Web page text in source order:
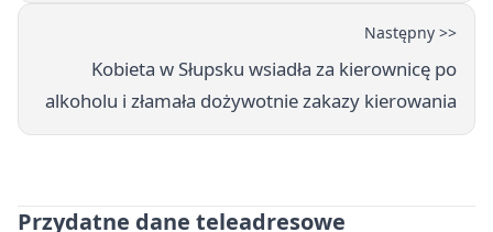
Następny >>
Kobieta w Słupsku wsiadła za kierownicę po
alkoholu i złamała dożywotnie zakazy kierowania
Przydatne dane teleadresowe